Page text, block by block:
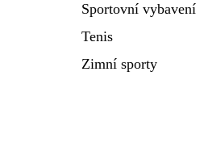
Sportovní vybavení
Tenis
Zimní sporty